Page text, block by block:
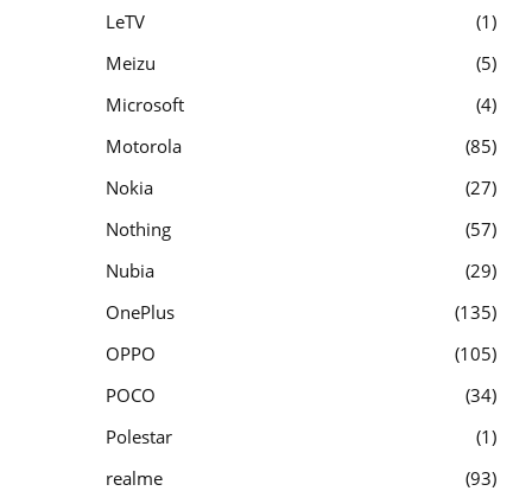
LeTV
1
Meizu
5
Microsoft
4
Motorola
85
Nokia
27
Nothing
57
Nubia
29
OnePlus
135
OPPO
105
POCO
34
Polestar
1
realme
93